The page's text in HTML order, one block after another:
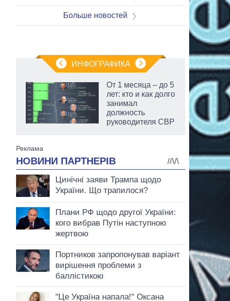
Больше новостей
ИНФОГРАФИКА
От 1 месяца – до 5
лет: кто и как долго
занимал
должность
руководителя СВР